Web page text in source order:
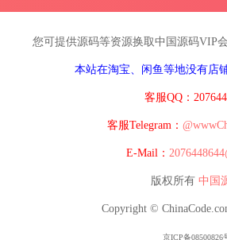
您可提供源码等资源换取中国源码VIP
本站在淘宝、闲鱼等地没有店
客服QQ：
客服Telegram：
E-Mail：
版权所有 中国
Copyright ©
京ICP备08500826